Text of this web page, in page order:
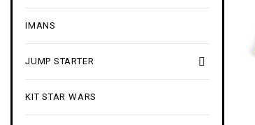
IMANS

JUMP STARTER
KIT STAR WARS